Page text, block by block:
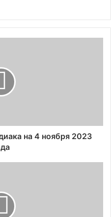
на 4 ноября 2023